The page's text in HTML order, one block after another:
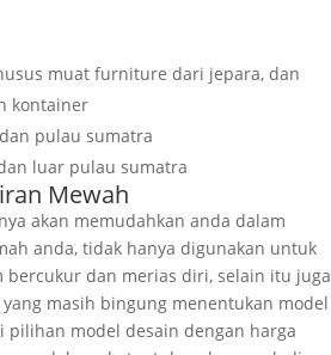
muat furniture dari jepara, dan
kontainer
pulau sumatra
luar pulau sumatra
Mewah
akan memudahkan anda dalam
anda, tidak hanya digunakan untuk
dan merias diri, selain itu juga
masih bingung menentukan model
pilihan model desain dengan harga